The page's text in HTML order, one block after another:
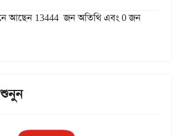
আছেন 13444 জন অতিথি এবং 0 জন
শুনুন